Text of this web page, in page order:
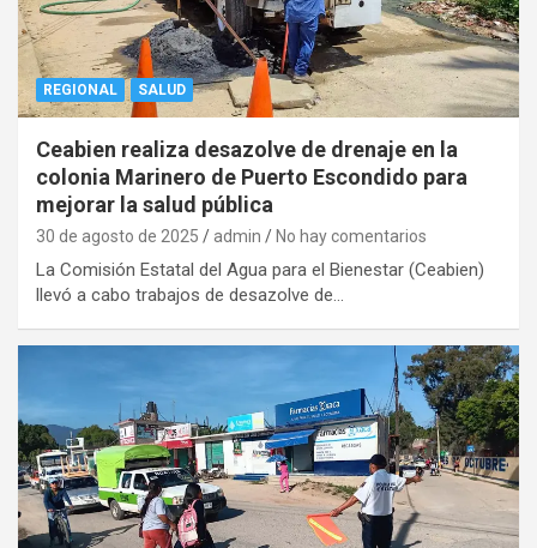
REGIONAL SALUD
Ceabien realiza desazolve de drenaje en la
colonia Marinero de Puerto Escondido para
mejorar la salud pública
30 de agosto de 2025 admin No hay comentarios
La Comisión Estatal del Agua para el Bienestar (Ceabien)
llevó a cabo trabajos de desazolve de…